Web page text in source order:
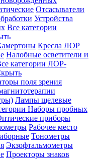
Отсасыватели
Устройства
Все категории
Кресла ЛОР
Налобные осветители и
категории ЛОР-
поля зрения
Лампы щелевые
Наборы пробных
приборы
Рабочее место
Тонометры
Экзофтальмометры
Проекторы знаков